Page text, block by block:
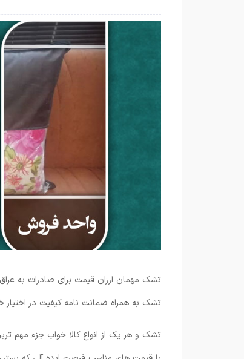
تشک مهمان ارزان قیمت برای صادرات به
تشک به همراه ضمانت نامه کیفیت در اختیار
تشک و هر یک از انواع کالا خواب جزء مهم